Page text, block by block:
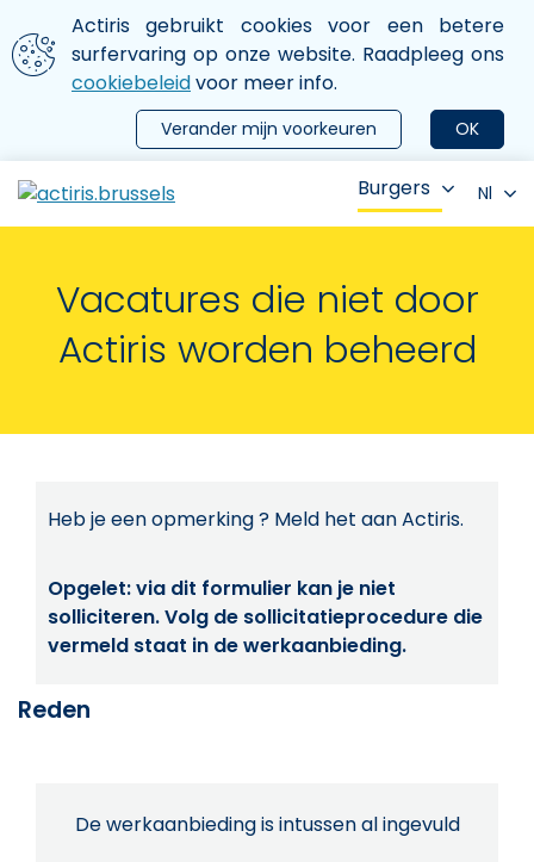
Aller au contenu principal
We gebruiken cookies
Actiris gebruikt cookies voor een betere
surfervaring op onze website. Raadpleeg ons
cookiebeleidvoor meer info.
OK
Verander mijn voorkeuren
le menu
Burgers Nl
Vacatures die niet door
Actiris worden beheerd
Heb je een opmerking ? Meld het aan Actiris.
Opgelet: via dit formulier kan je niet
solliciteren. Volg de sollicitatieprocedure die
vermeld staat in de werkaanbieding.
Reden
De werkaanbieding is intussen al ingevuld